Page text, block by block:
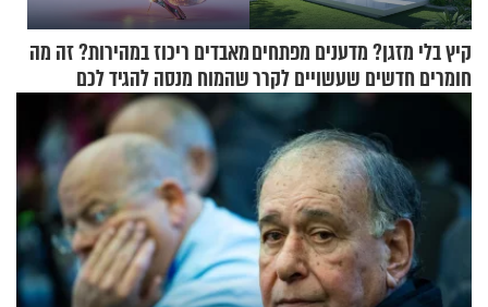
קיץ בלי מזגן? מדענים מפתחים
חומרים חדשים שעשויים לקרר
מאבדים ריכוז במהירות? זה מה
שהמוח מנסה להגיד לכם